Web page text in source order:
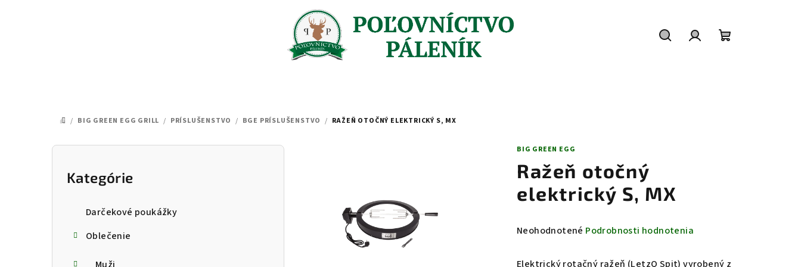
DOMOV
/ BIG GREEN EGG GRILL / PRÍSLUŠENSTVO / BGE PRÍSLUŠENSTVO / RAŽEŇ OTOČNÝ ELEKTRICKÝ S, MX
Preskočiť
kategórie
Kategórie
Darčekové poukážky
Oblečenie
BIG GREEN EGG
Ražeň otočný
elektrický S, MX
Priemerné
produktu
Neohodnotené Podrobnosti hodnotenia
Elektrický rotačný ražeň (LetzQ Spit) vyrobený z